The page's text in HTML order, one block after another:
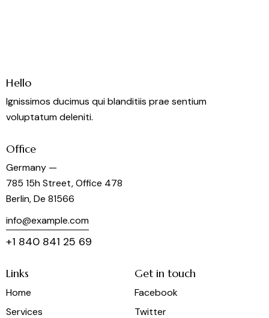
Hello
Ignissimos ducimus qui blanditiis prae sentium
voluptatum deleniti.
Office
Germany —
785 15h Street, Office 478
Berlin, De 81566
info@example.com
+1 840 841 25 69
Links
Home
Services
Get in touch
Facebook
Twitter